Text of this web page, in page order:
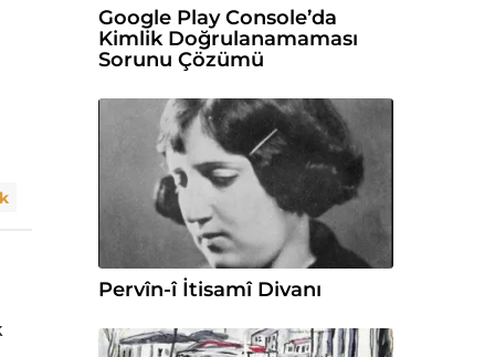
Google Play Console’da
Kimlik Doğrulanamaması
Sorunu Çözümü
Pervîn-î İtisamî Divanı